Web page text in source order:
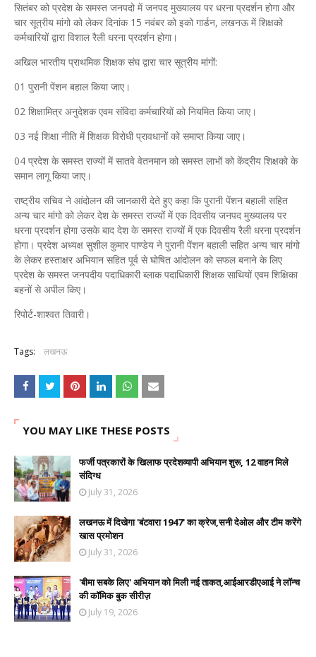
सितंबर को प्रदेश के समस्त जनपदो में जनपद मुख्यालय पर धरना प्रदर्शन होगा और
चार सूत्रीय मांगो को लेकर दिनांक 15 नवंबर को इको गार्डन, लखनऊ में शिक्षको
कर्मचारियों द्वारा विशाल रैली धरना प्रदर्शन होगा।
अखिल भारतीय प्राथमिक शिक्षक संघ द्वारा चार सूत्रीय मांगों:
01 पुरानी पेंशन बहाल किया जाए।
02 शिक्षामित्र अनुदेशक एवम संविदा कर्मचारियों को नियमित किया जाए।
03 नई शिक्षा नीति में शिक्षक विरोधी प्रावधानों को समाप्त किया जाए।
04 प्रदेश के समस्त राज्यों में सातवे वेतनमान को समस्त लाभों को केंद्रीय शिक्षको के
समान लागू किया जाए।
राष्ट्रीय सचिव ने आंदोलन की जानकारी देते हुए कहा कि पुरानी पेंशन बहाली सहित
अन्य चार मांगो को लेकर देश के समस्त राज्यों में एक दिवसीय जनपद मुख्यालय पर
धरना प्रदर्शन होगा उसके बाद देश के समस्त राज्यों में एक दिवसीय रैली धरना प्रदर्शन
होगा। प्रदेश अध्यक्ष सुशील कुमार पाण्डेय ने पुरानी पेंशन बहाली सहित अन्य चार मांगो
के लेकर हस्ताक्षर अभियान सहित पूर्व से घोषित आंदोलन को सफल बनाने के लिए
प्रदेश के समस्त जनपदीय पदाधिकारी ब्लाक पदाधिकारी शिक्षक साथियों एवम शिक्षिका
बहनों से अपील किए।
रिपोर्ट-शाश्वत तिवारी।
Tags: लखनऊ
YOU MAY LIKE THESE POSTS
फर्जी पत्रकारों के खिलाफ प्रदेशव्यापी अभियान शुरू, 12 वाहन मिले
संदिग्ध
July 31, 2026
लखनऊ में दिखेगा 'बंटवारा 1947' का क्रेज,सनी देओल और टीम करेंगे
खास प्रमोशन
July 31, 2026
'बीमा सबके लिए' अभियान को मिली नई ताकत,आईआरडीएआई ने लॉन्च
की कॉमिक बुक सीरीज़
July 19, 2026